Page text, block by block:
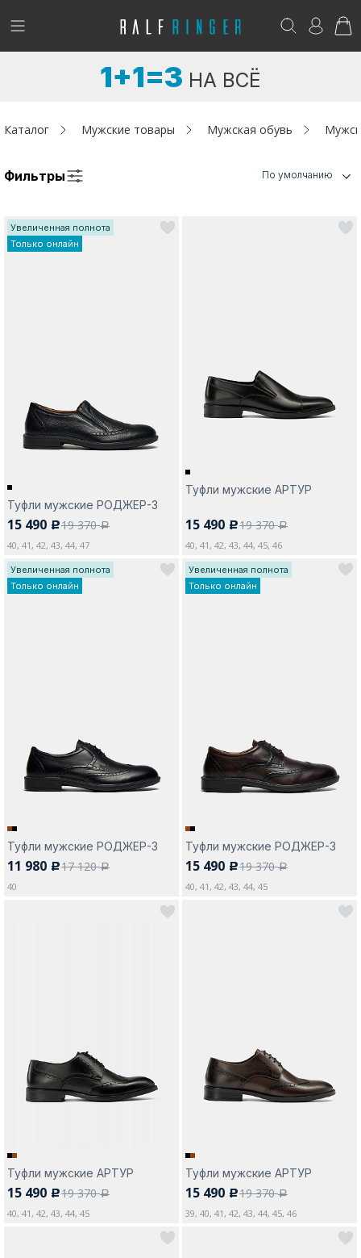
!
Женщинам
Капсула
Да, все верно Изменить город
О компании
Возникли вопросы? - club@ralf.ru
1+1=3 НА ВСЁ
Каталог Мужские товары Мужская обувь
Фильтры По умолчанию
Увеличенная полнота
Только онлайн
Туфли мужские РОДЖЕР-3
15 490 c19 370a
40, 41, 42, 43, 44, 47
Туфли мужские АРТУР
15 490 c19 370a
40, 41, 42, 43, 44, 45, 46
Увеличенная полнота
Только онлайн
Туфли мужские РОДЖЕР-3
11 980 c17 120a
40
Увеличенная полнота
Только онлайн
Туфли мужские РОДЖЕР-3
15 490 c19 370a
40, 41, 42, 43, 44, 45
Туфли мужские АРТУР
15 490 c19 370a
40, 41, 42, 43, 44, 45
Туфли мужские АРТУР
15 490 c19 370a
39, 40, 41, 42, 43, 44, 45, 46